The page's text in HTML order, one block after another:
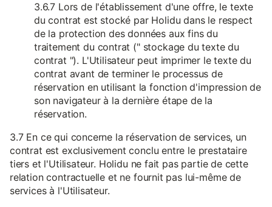
3.6.7 Lors de l'établissement d'une offre, le texte
du contrat est stocké par Holidu dans le respect
de la protection des données aux fins du
traitement du contrat (" stockage du texte du
contrat "). L'Utilisateur peut imprimer le texte du
contrat avant de terminer le processus de
réservation en utilisant la fonction d'impression de
son navigateur à la dernière étape de la
réservation.
3.7 En ce qui concerne la réservation de services, un
contrat est exclusivement conclu entre le prestataire
tiers et l'Utilisateur. Holidu ne fait pas partie de cette
relation contractuelle et ne fournit pas lui-même de
services à l'Utilisateur.